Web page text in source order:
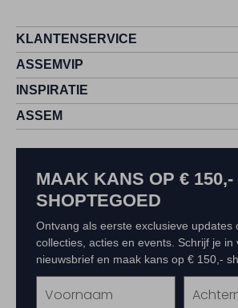
KLANTENSERVICE
ASSEMVIP
INSPIRATIE
ASSEM
MAAK KANS OP € 150,-
SHOPTEGOED
Ontvang als eerste exclusieve updates
collecties, acties en events. Schrijf je in
nieuwsbrief en maak kans op € 150,-